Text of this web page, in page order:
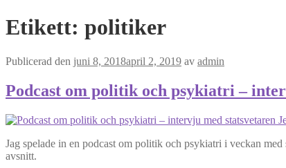
Etikett: politiker
Publicerad den juni 8, 2018april 2, 2019 av admin
Podcast om politik och psykiatri –
Jag spelade in en podcast om politik och psykiatri i veckan
avsnitt.